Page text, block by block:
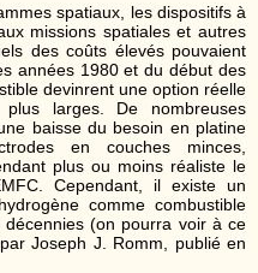
spatiaux, les dispositifs à
missions spatiales et autres
des coûts élevés pouvaient
années 1980 et du début des
devinrent une option réelle
larges. De nombreuses
baisse du besoin en platine
en couches minces,
plus ou moins réaliste le
Cependant, il existe un
comme combustible
(on pourra voir à ce
Joseph J. Romm, publié en